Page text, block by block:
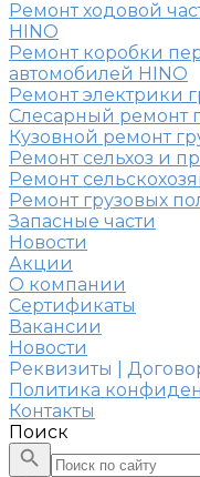
Ремонт ходовой
HINO
Ремонт коробки
автомобилей HINO
Ремонт электрики
Слесарный ремонт
Кузовной ремонт
Ремонт сельхоз и
Ремонт
Ремонт грузовых
Запасные части
Новости
Акции
О компании
Сертификаты
Вакансии
Новости
Реквизиты |
Политика
Контакты
Поиск